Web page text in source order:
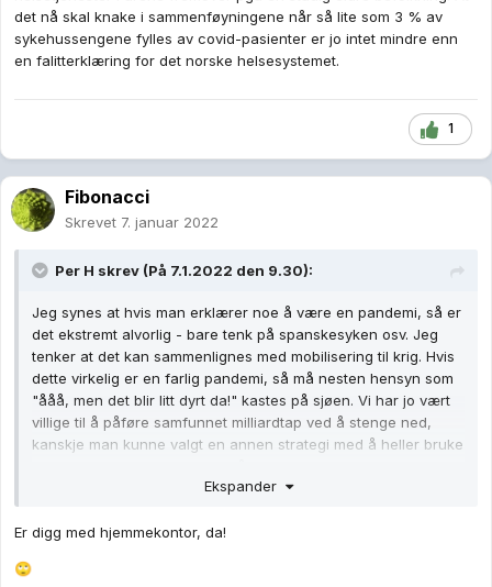
det nå skal knake i sammenføyningene når så lite som 3 % av
sykehussengene fylles av covid-pasienter er jo intet mindre enn
en falitterklæring for det norske helsesystemet.
1
Fibonacci
Skrevet 7. januar 2022
Per H skrev (På 7.1.2022 den 9.30):
Jeg synes at hvis man erklærer noe å være en pandemi, så er
det ekstremt alvorlig - bare tenk på spanskesyken osv. Jeg
tenker at det kan sammenlignes med mobilisering til krig. Hvis
dette virkelig er en farlig pandemi, så må nesten hensyn som
"ååå, men det blir litt dyrt da!" kastes på sjøen. Vi har jo vært
villige til å påføre samfunnet milliardtap ved å stenge ned,
kanskje man kunne valgt en annen strategi med å heller bruke
samfunnet mindre? Ta handlingsregelen for eksempel. Hvor
er pandemi? tror man ikke på alvorligheten i ordet "pandemi"
Ekspander
Er digg med hjemmekontor, da!
🙄